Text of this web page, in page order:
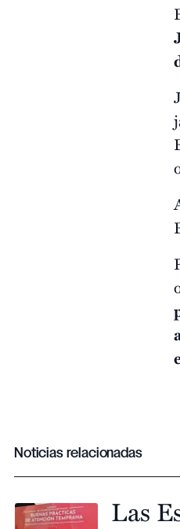
Noticias relacionadas
Las